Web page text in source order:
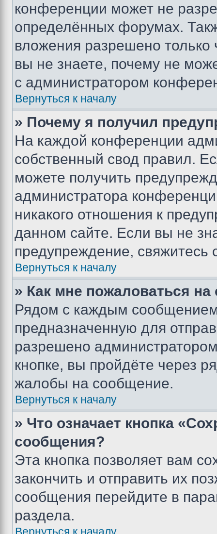
конференции может не
определённых форумах.
вложения разрешено
вы не знаете, почему не
с администратором
Вернуться к началу
» Почему я получил
На каждой конференции
собственный свод правил.
можете получить
администратора
никакого отношения к
данном сайте. Если вы не
предупреждение,
Вернуться к началу
» Как мне пожаловаться
Рядом с каждым сообщением
предназначенную для
разрешено
кнопке, вы пройдёте через
жалобы на сообщение.
Вернуться к началу
» Что означает кнопка
сообщения?
Эта кнопка позволяет вам
закончить и отправить их
сообщения перейдите в
раздела.